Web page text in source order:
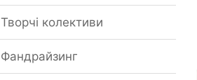
Творчі колективи
Фандрайзинг